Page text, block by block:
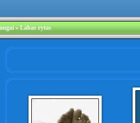
» Labas rytas